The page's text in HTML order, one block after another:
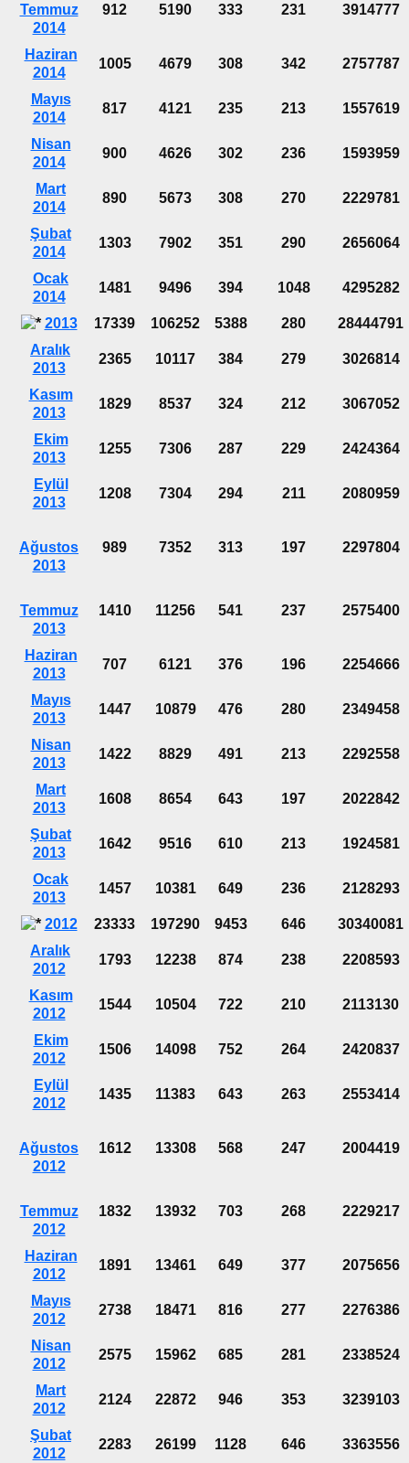
Temmuz
2014
912 5190 333 231 3914777
Haziran
2014
1005 4679 308 342 2757787
Mayıs
2014
817 4121 235 213 1557619
Nisan
2014
900 4626 302 236 1593959
Mart
2014
890 5673 308 270 2229781
Şubat
2014
1303 7902 351 290 2656064
Ocak
2014
1481 9496 394 1048 4295282
2013 17339 106252 5388 280
28444791
Aralık
2013
2365 10117 384 279 3026814
Kasım
2013
1829 8537 324 212 3067052
Ekim
2013
1255 7306 287 229 2424364
Eylül
2013
1208 7304 294 211 2080959
Ağustos
2013
989 7352 313 197 2297804
Temmuz
2013
1410 11256 541 237 2575400
Haziran
2013
707 6121 376 196 2254666
Mayıs
2013
1447 10879 476 280 2349458
Nisan
2013
1422 8829 491 213 2292558
Mart
2013
1608 8654 643 197 2022842
Şubat
2013
1642 9516 610 213 1924581
Ocak
2013
1457 10381 649 236 2128293
2012 23333 197290 9453 646
30340081
Aralık
2012
1793 12238 874 238 2208593
Kasım
2012
1544 10504 722 210 2113130
Ekim
2012
1506 14098 752 264 2420837
Eylül
2012
1435 11383 643 263 2553414
Ağustos
2012
1612 13308 568 247 2004419
Temmuz
2012
1832 13932 703 268 2229217
Haziran
2012
1891 13461 649 377 2075656
Mayıs
2012
2738 18471 816 277 2276386
Nisan
2012
2575 15962 685 281 2338524
Mart
2012
2124 22872 946 353 3239103
Şubat
2012
2283 26199 1128 646 3363556